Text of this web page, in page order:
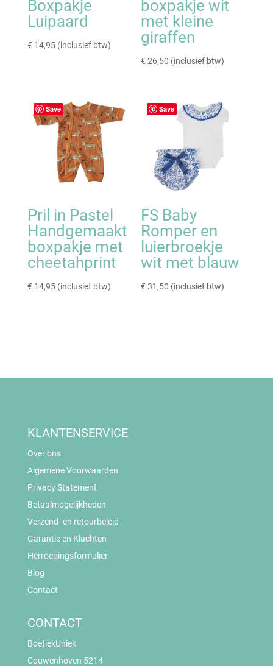
Boxpakje
Luipaard
€ 14,95 (inclusief btw)
boxpakje wit
met kleine
giraffen
€ 26,50 (inclusief btw)
Save
Pril in Pastel
Handgemaakt
boxpakje met
cheetahprint
€ 14,95 (inclusief btw)
Save
FS Baby
Romper en
luierbroekje
wit met blauw
€ 31,50 (inclusief btw)
KLANTENSERVICE
Over ons
Algemene Voorwaarden
Privacy Statement
Betaalmogelijkheden
Verzend- en retourbeleid
Garantie en Klachten
Herroepingsformulier
Blog
Contact
CONTACT
BoetiekUniek
Couwenhoven 5214